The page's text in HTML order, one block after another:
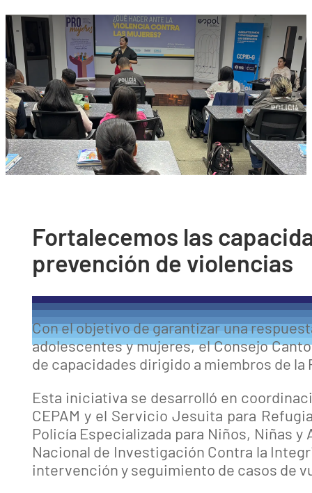
Fortalecemos las
prevención de violencias
Con el objetivo de garantizar una
adolescentes y mujeres, el Consejo
de capacidades dirigido a miembros de la
Esta iniciativa se desarrolló en
CEPAM y el Servicio Jesuita para
Policía Especializada para Niños, Niñas
Nacional de Investigación Contra la
intervención y seguimiento de casos de